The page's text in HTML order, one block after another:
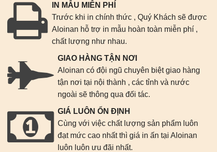
IN MẪU MIỄN PHÍ
Trước khi in chính thức , Quý Khách sẽ được
Aloinan hỗ trợ in mẫu hoàn toàn miễn phí ,
chất lượng như nhau.
GIAO HÀNG TẬN NƠI
Aloinan có đội ngũ chuyên biệt giao hàng
tận nơi tại nội thành , các tỉnh và nước
ngoài sẽ thông qua đối tác.
GIÁ LUÔN ỔN ĐỊNH
Cùng với việc chất lượng sản phẩm luôn
đạt mức cao nhất thì giá in ấn tại Aloinan
luôn luôn ưu đãi nhất.